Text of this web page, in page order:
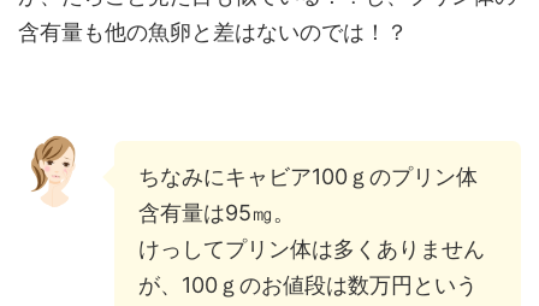
含有量も他の魚卵と差はないのでは！？
ちなみにキャビア100ｇのプリン体
含有量は95㎎。
けっしてプリン体は多くありません
が、100ｇのお値段は数万円という